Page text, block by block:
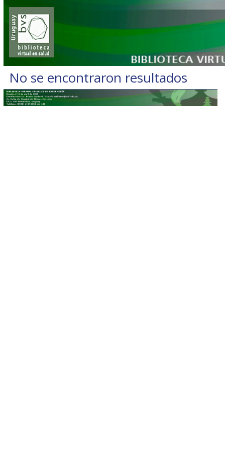
No se encontraron resultados